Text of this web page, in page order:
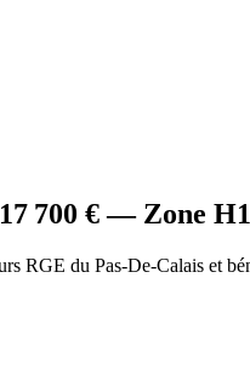
17 700 € — Zone
RGE du Pas-De-Calais et